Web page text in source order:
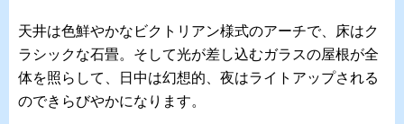
天井は色鮮やかなビクトリアン様式のアーチで、床はク
ラシックな石畳。そして光が差し込むガラスの屋根が全
体を照らして、日中は幻想的、夜はライトアップされる
のできらびやかになります。